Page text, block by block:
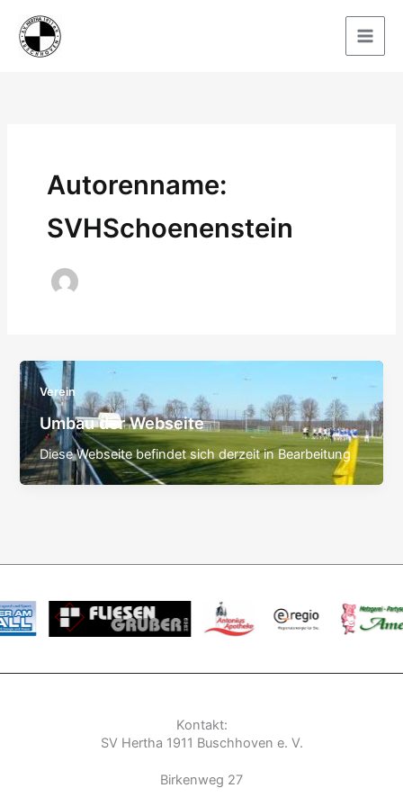
Inhalt
springen
Autorenname:
SVHSchoenenstein
Verein
Umbau der Webseite
Diese Webseite befindet sich derzeit in Bearbeitung
Kontakt:
SV Hertha 1911 Buschhoven e. V.
Birkenweg 27